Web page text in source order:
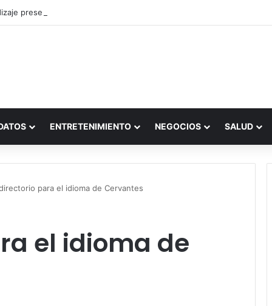
presencial vs. por internet
ENTRETENIMIENTO NEGOCIOS SALUD
para el idioma de Cervantes
el idioma de